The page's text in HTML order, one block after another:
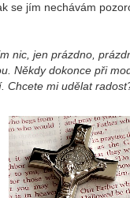
se jím nechávám
nic, jen prázdno,
Někdy dokonce při
Chcete mi udělat